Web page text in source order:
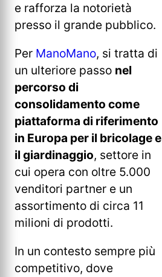
e rafforza la notorietà
presso il grande pubblico.
Per ManoMano, si tratta di
un ulteriore passo nel
percorso di
consolidamento come
piattaforma di riferimento
in Europa per il bricolage e
il giardinaggio, settore in
cui opera con oltre 5.000
venditori partner e un
assortimento di circa 11
milioni di prodotti.
In un contesto sempre più
competitivo, dove